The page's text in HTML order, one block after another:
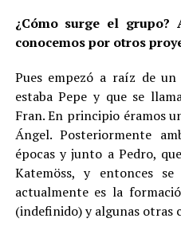
¿Cómo surge el
conocemos por otros
Pues empezó a raíz de
estaba Pepe y que se
Fran. En principio éramos
Ángel. Posteriormente
épocas y junto a Pedro,
Katemöss, y entonces
actualmente es la
(indefinido) y algunas otras